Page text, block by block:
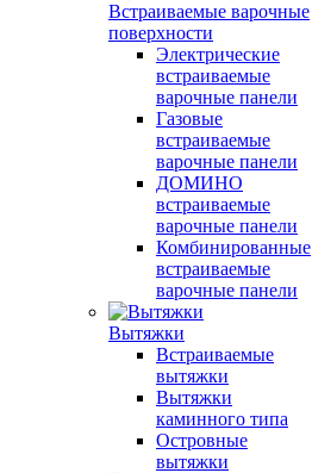
Встраиваемые варочные
поверхности
Электрические
встраиваемые
варочные панели
Газовые
встраиваемые
варочные панели
ДОМИНО
встраиваемые
варочные панели
Комбинированные
встраиваемые
варочные панели
Вытяжки
Встраиваемые
вытяжки
Вытяжки
каминного типа
Островные
вытяжки